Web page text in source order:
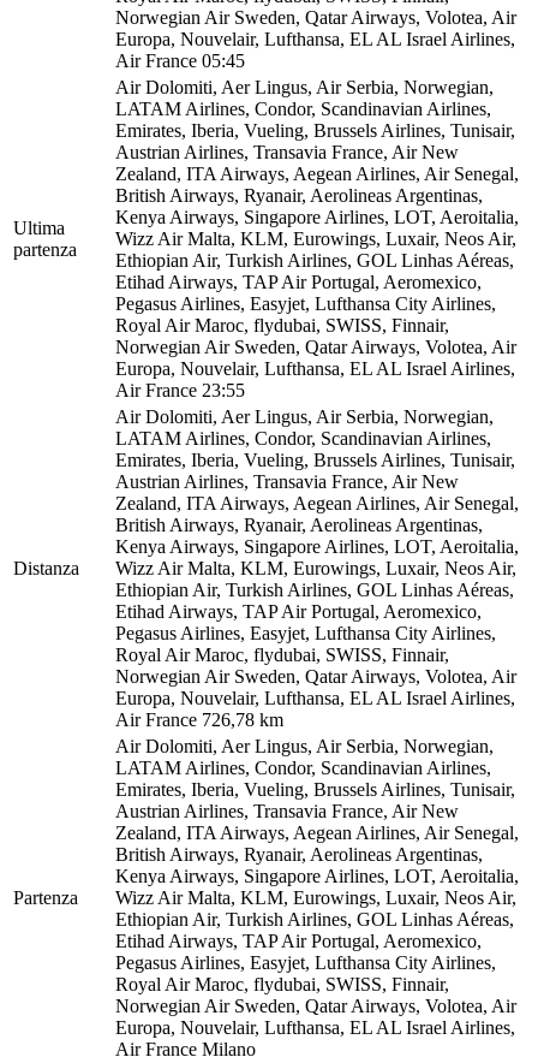
Norwegian Air Sweden, Qatar Airways, Volotea, Air
Europa, Nouvelair, Lufthansa, EL AL Israel Airlines,
Air France 05:45
Ultima
partenza
Air Dolomiti, Aer Lingus, Air Serbia, Norwegian,
LATAM Airlines, Condor, Scandinavian Airlines,
Emirates, Iberia, Vueling, Brussels Airlines, Tunisair,
Austrian Airlines, Transavia France, Air New
Zealand, ITA Airways, Aegean Airlines, Air Senegal,
British Airways, Ryanair, Aerolineas Argentinas,
Kenya Airways, Singapore Airlines, LOT, Aeroitalia,
Wizz Air Malta, KLM, Eurowings, Luxair, Neos Air,
Ethiopian Air, Turkish Airlines, GOL Linhas Aéreas,
Etihad Airways, TAP Air Portugal, Aeromexico,
Pegasus Airlines, Easyjet, Lufthansa City Airlines,
Royal Air Maroc, flydubai, SWISS, Finnair,
Norwegian Air Sweden, Qatar Airways, Volotea, Air
Europa, Nouvelair, Lufthansa, EL AL Israel Airlines,
Air France 23:55
Distanza
Air Dolomiti, Aer Lingus, Air Serbia, Norwegian,
LATAM Airlines, Condor, Scandinavian Airlines,
Emirates, Iberia, Vueling, Brussels Airlines, Tunisair,
Austrian Airlines, Transavia France, Air New
Zealand, ITA Airways, Aegean Airlines, Air Senegal,
British Airways, Ryanair, Aerolineas Argentinas,
Kenya Airways, Singapore Airlines, LOT, Aeroitalia,
Wizz Air Malta, KLM, Eurowings, Luxair, Neos Air,
Ethiopian Air, Turkish Airlines, GOL Linhas Aéreas,
Etihad Airways, TAP Air Portugal, Aeromexico,
Pegasus Airlines, Easyjet, Lufthansa City Airlines,
Royal Air Maroc, flydubai, SWISS, Finnair,
Norwegian Air Sweden, Qatar Airways, Volotea, Air
Europa, Nouvelair, Lufthansa, EL AL Israel Airlines,
Air France 726,78 km
Partenza
Air Dolomiti, Aer Lingus, Air Serbia, Norwegian,
LATAM Airlines, Condor, Scandinavian Airlines,
Emirates, Iberia, Vueling, Brussels Airlines, Tunisair,
Austrian Airlines, Transavia France, Air New
Zealand, ITA Airways, Aegean Airlines, Air Senegal,
British Airways, Ryanair, Aerolineas Argentinas,
Kenya Airways, Singapore Airlines, LOT, Aeroitalia,
Wizz Air Malta, KLM, Eurowings, Luxair, Neos Air,
Ethiopian Air, Turkish Airlines, GOL Linhas Aéreas,
Etihad Airways, TAP Air Portugal, Aeromexico,
Pegasus Airlines, Easyjet, Lufthansa City Airlines,
Royal Air Maroc, flydubai, SWISS, Finnair,
Norwegian Air Sweden, Qatar Airways, Volotea, Air
Europa, Nouvelair, Lufthansa, EL AL Israel Airlines,
Air France Milano